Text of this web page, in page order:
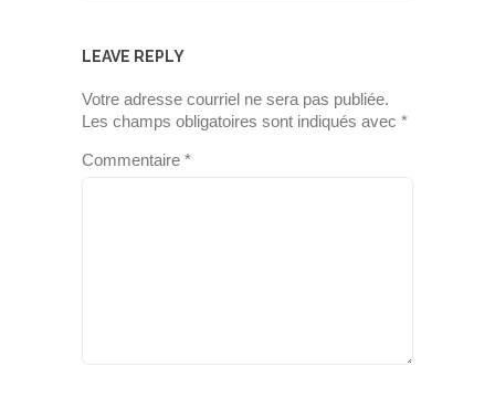
LEAVE REPLY
Votre adresse courriel ne sera pas publiée.
Les champs obligatoires sont indiqués avec *
Commentaire *